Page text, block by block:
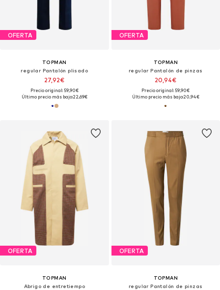
OFERTA
TOPMAN
regular Pantalón plisado
27,92€
Precio original: 59,90€
Último precio más bajo:22,69€
OFERTA
TOPMAN
regular Pantalón de pinzas
20,94€
Precio original: 59,90€
Último precio más bajo:20,94€
OFERTA
TOPMAN
Abrigo de entretiempo
OFERTA
TOPMAN
regular Pantalón de pinzas